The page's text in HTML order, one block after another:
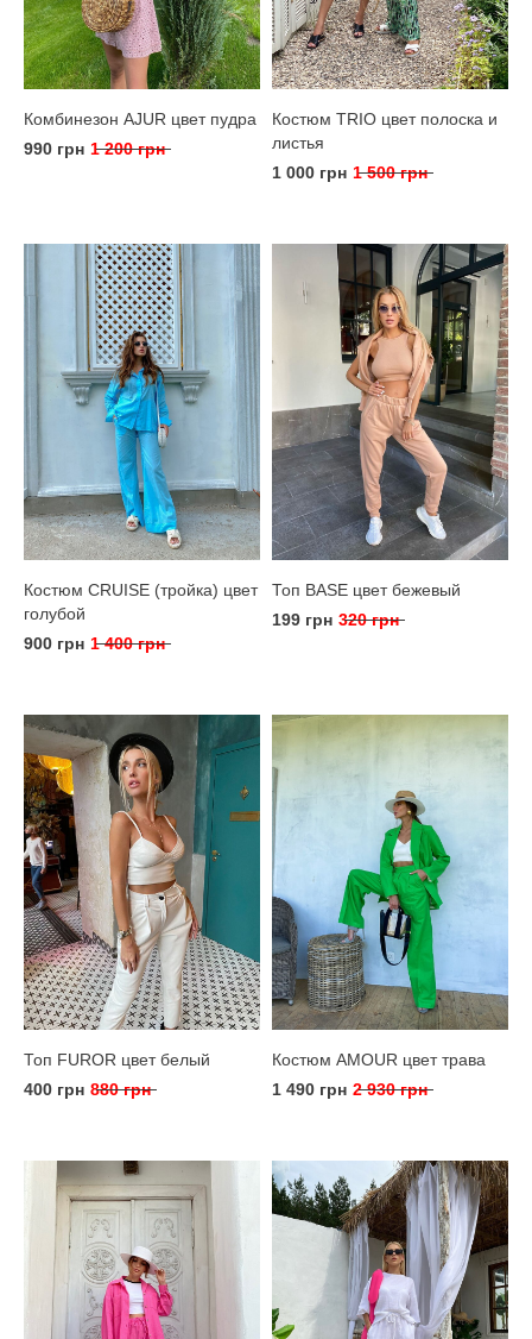
Комбинезон AJUR цвет пудра
990 грн 1 200 грн
Костюм TRIO цвет полоска и
листья
1 000 грн 1 500 грн
Костюм CRUISE (тройка) цвет
голубой
900 грн 1 400 грн
Топ BASE цвет бежевый
199 грн 320 грн
Топ FUROR цвет белый
400 грн 880 грн
Костюм AMOUR цвет трава
1 490 грн 2 930 грн